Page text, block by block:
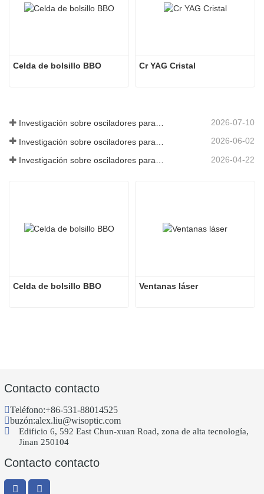
Celda de bolsillo BBO Cr YAG Cristal
Investigación sobre osciladores paramétricos de infrarrojo medio - Parte 06 2026-07-10
2026-06-02
2026-04-22
Celda de bolsillo BBO Ventanas láser
Contacto contacto
Teléfono:+86-531-88014525
buzón:alex.liu@wisoptic.com
Edificio 6, 592 East Chun-xuan Road, zona de alta tecnología,
Jinan 250104
Contacto contacto